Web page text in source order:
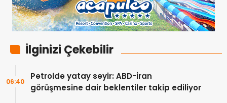
İlginizi Çekebilir
Petrolde yatay seyir: ABD-İran
görüşmesine dair beklentiler takip ediliyor
06:40